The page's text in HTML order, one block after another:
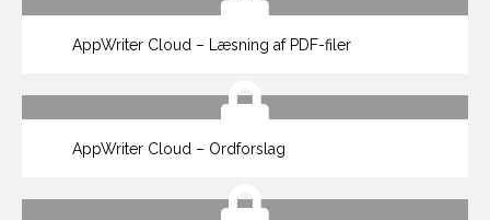
AppWriter Cloud – Læsning af PDF-filer
AppWriter Cloud – Ordforslag